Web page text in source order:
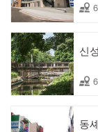
신
동